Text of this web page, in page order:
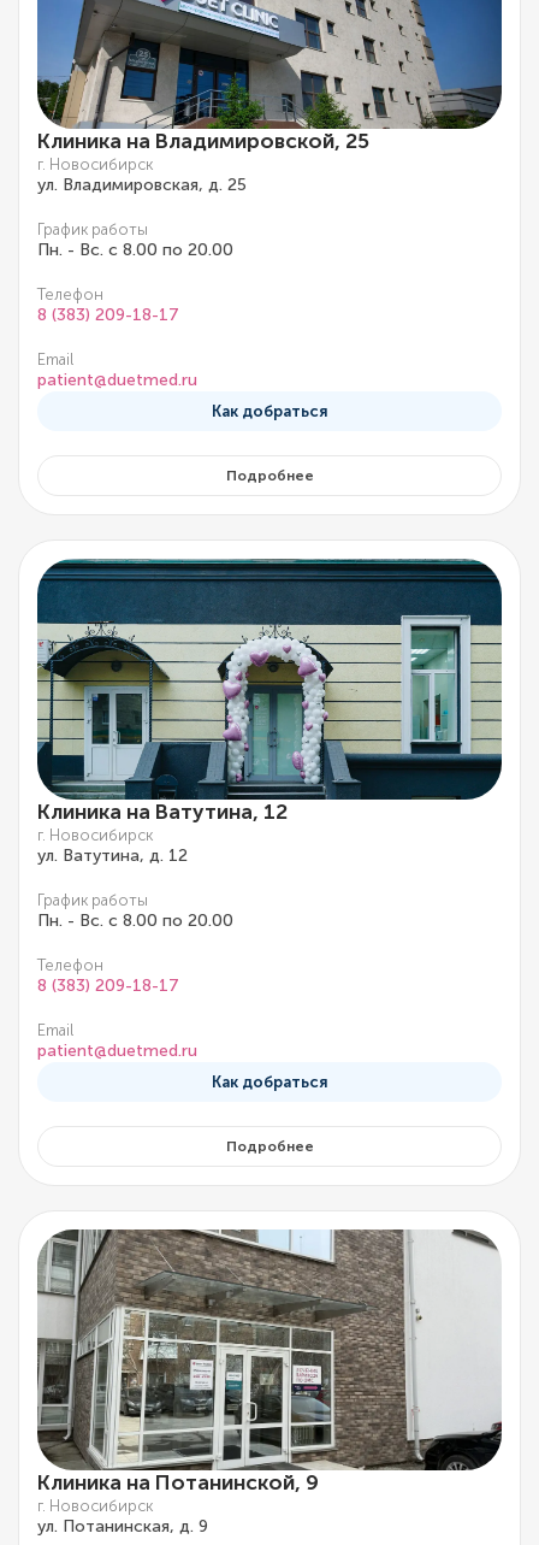
Клиника на Владимировской, 25
г. Новосибирск
ул. Владимировская, д. 25
График работы
Пн. - Вс. с 8.00 по 20.00
Телефон
8 (383) 209-18-17
Email
patient@duetmed.ru
Как добраться
Подробнее
Клиника на Ватутина, 12
г. Новосибирск
ул. Ватутина, д. 12
График работы
Пн. - Вс. с 8.00 по 20.00
Телефон
8 (383) 209-18-17
Email
patient@duetmed.ru
Как добраться
Подробнее
Клиника на Потанинской, 9
г. Новосибирск
ул. Потанинская, д. 9